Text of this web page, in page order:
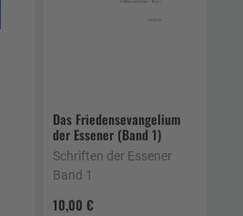
Das Friedensevangelium
der Essener (Band 1)
10,00 €
Schriften der Essener
Band 1